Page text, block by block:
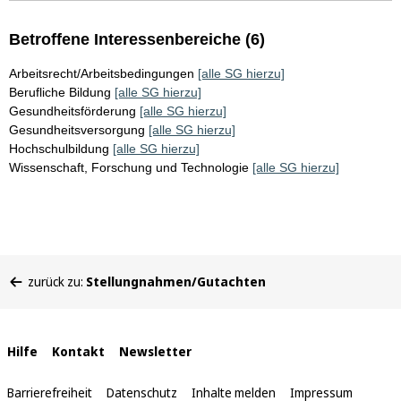
Betroffene Interessenbereiche (6)
Arbeitsrecht/Arbeitsbedingungen [alle SG hierzu]
Berufliche Bildung [alle SG hierzu]
Gesundheitsförderung [alle SG hierzu]
Gesundheitsversorgung [alle SG hierzu]
Hochschulbildung [alle SG hierzu]
Wissenschaft, Forschung und Technologie [alle SG hierzu]
befinden
zurück zu: Stellungnahmen/Gutachten
Interne
Links
Hilfe Kontakt Newsletter
Barrierefreiheit Datenschutz Inhalte melden Impressum